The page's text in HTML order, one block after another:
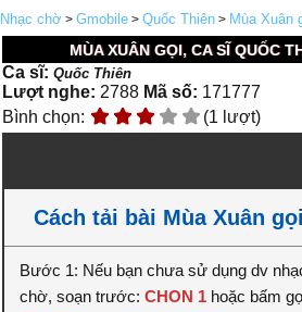
Nhạc chờ > Gmobile > Quốc Thiên > Mùa Xuân
MÙA XUÂN GỌI, CA SĨ QUỐC
Ca sĩ:Quốc Thiên
Lượt nghe: 2788 Mã số: 171777
Bình chọn:
(1 lượt)
Cách tải bài Mùa Xuân
Bước 1: Nếu bạn chưa sử dụng dv
chờ, soạn trước:CHON 1 hoặc bấm